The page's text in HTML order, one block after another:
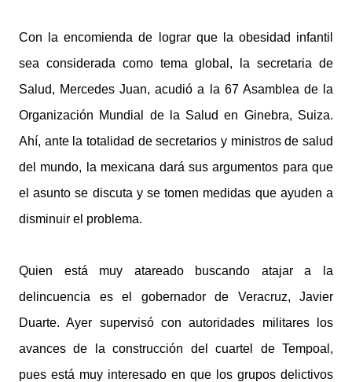
Con la encomienda de lograr que la obesidad infantil
sea considerada como tema global, la secretaria de
Salud, Mercedes Juan, acudió a la 67 Asamblea de la
Organización Mundial de la Salud en Ginebra, Suiza.
Ahí, ante la totalidad de secretarios y ministros de salud
del mundo, la mexicana dará sus argumentos para que
el asunto se discuta y se tomen medidas que ayuden a
disminuir el problema.
Quien está muy atareado buscando atajar a la
delincuencia es el gobernador de Veracruz, Javier
Duarte. Ayer supervisó con autoridades militares los
avances de la construcción del cuartel de Tempoal,
pues está muy interesado en que los grupos delictivos